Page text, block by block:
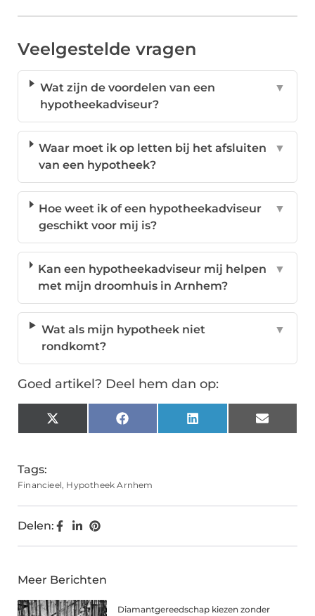
Veelgestelde vragen
Wat zijn de voordelen van een
hypotheekadviseur?
▼
Waar moet ik op letten bij het afsluiten
van een hypotheek?
▼
Hoe weet ik of een hypotheekadviseur
geschikt voor mij is?
▼
Kan een hypotheekadviseur mij helpen
met mijn droomhuis in Arnhem?
▼
Wat als mijn hypotheek niet
rondkomt?
▼
Goed artikel? Deel hem dan op:
X
(Twitter)
Facebook LinkedIn Email
Tags:
Financieel, Hypotheek Arnhem
Delen:
Meer Berichten
Diamantgereedschap kiezen zonder